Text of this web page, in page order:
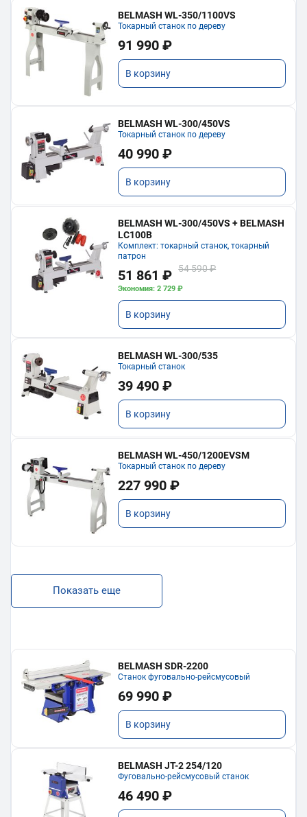
BELMASH WL-350/1100VS
Токарный станок по дереву
91 990 ₽
В корзину
BELMASH WL-300/450VS
Токарный станок по дереву
40 990 ₽
В корзину
BELMASH WL-300/450VS + BELMASH
LC100B
Комплект: токарный станок, токарный
патрон
51 861 ₽ 54 590 ₽
Экономия: 2 729 ₽
В корзину
BELMASH WL-300/535
Токарный станок
39 490 ₽
В корзину
BELMASH WL-450/1200EVSM
Токарный станок по дереву
227 990 ₽
В корзину
Показать еще
BELMASH SDR-2200
Станок фуговально-рейсмусовый
69 990 ₽
В корзину
BELMASH JT-2 254/120
Фуговально-рейсмусовый станок
46 490 ₽